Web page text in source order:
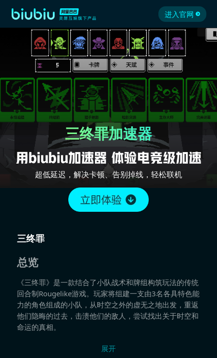
进入官网
三终罪加速器
超低延迟，解决卡顿、告别掉线，轻松联机
三终罪
总览
《三终罪》是一款结合了小队战术和牌组构筑玩法的传统
回合制Rougelike游戏。玩家将组建一支由3名各具特色能
力的角色组成的小队，从时空之外的虚无之地出发，重返
他们隐晦的过去，击溃他们的敌人，尝试找出关于时空和
命运的真相。
展开